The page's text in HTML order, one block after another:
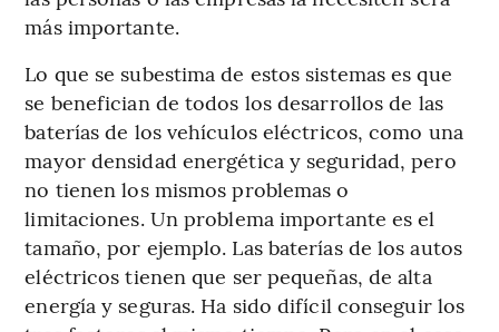
más importante.
Lo que se subestima de estos sistemas es que
se benefician de todos los desarrollos de las
baterías de los vehículos eléctricos, como una
mayor densidad energética y seguridad, pero
no tienen los mismos problemas o
limitaciones. Un problema importante es el
tamaño, por ejemplo. Las baterías de los autos
eléctricos tienen que ser pequeñas, de alta
energía y seguras. Ha sido difícil conseguir los